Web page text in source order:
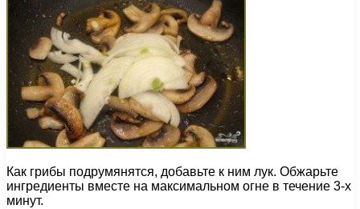
Как грибы подрумянятся, добавьте к ним лук. Обжарьте
ингредиенты вместе на максимальном огне в течение 3-х
минут.